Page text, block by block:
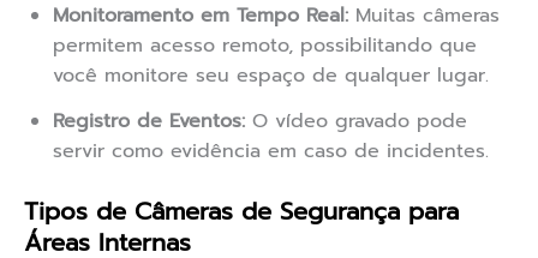
Monitoramento em Tempo Real: Muitas câmeras
permitem acesso remoto, possibilitando que
você monitore seu espaço de qualquer lugar.
Registro de Eventos: O vídeo gravado pode
servir como evidência em caso de incidentes.
Tipos de Câmeras de Segurança para
Áreas Internas